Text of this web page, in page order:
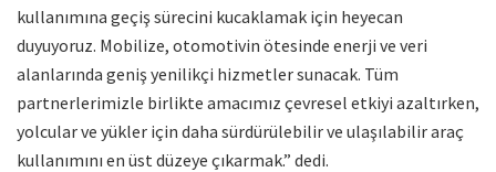
kullanımına geçiş sürecini kucaklamak için heyecan
duyuyoruz. Mobilize, otomotivin ötesinde enerji ve veri
alanlarında geniş yenilikçi hizmetler sunacak. Tüm
partnerlerimizle birlikte amacımız çevresel etkiyi azaltırken,
yolcular ve yükler için daha sürdürülebilir ve ulaşılabilir araç
kullanımını en üst düzeye çıkarmak.” dedi.